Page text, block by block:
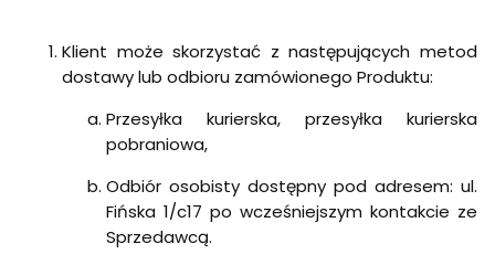
Klient może skorzystać z następujących metod
dostawy lub odbioru zamówionego Produktu:
Przesyłka kurierska, przesyłka kurierska
pobraniowa,
Odbiór osobisty dostępny pod adresem: ul.
Fińska 1/c17 po wcześniejszym kontakcie ze
Sprzedawcą.